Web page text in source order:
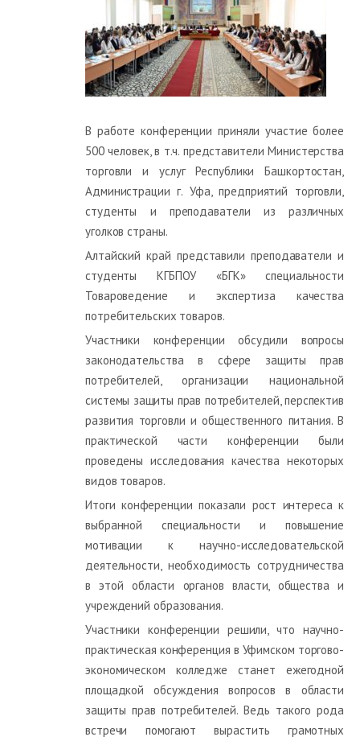
В работе конференции приняли участие более
500 человек, в т.ч. представители Министерства
торговли и услуг Республики Башкортостан,
Администрации г. Уфа, предприятий торговли,
студенты и преподаватели из различных
уголков страны.
Алтайский край представили преподаватели и
студенты КГБПОУ «БГК» специальности
Товароведение и экспертиза качества
потребительских товаров.
Участники конференции обсудили вопросы
законодательства в сфере защиты прав
потребителей, организации национальной
системы защиты прав потребителей, перспектив
развития торговли и общественного питания. В
практической части конференции были
проведены исследования качества некоторых
видов товаров.
Итоги конференции показали рост интереса к
выбранной специальности и повышение
мотивации к научно-исследовательской
деятельности, необходимость сотрудничества
в этой области органов власти, общества и
учреждений образования.
Участники конференции решили, что научно-
практическая конференция в Уфимском торгово-
экономическом колледже станет ежегодной
площадкой обсуждения вопросов в области
защиты прав потребителей. Ведь такого рода
встречи помогают вырастить грамотных